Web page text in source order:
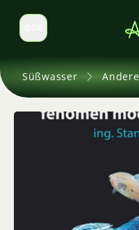
Sprache wechseln
Süßwasser Andere